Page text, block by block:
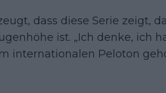
dass diese Serie zeigt,
ist. „Ich denke, ich
internationalen Peloton